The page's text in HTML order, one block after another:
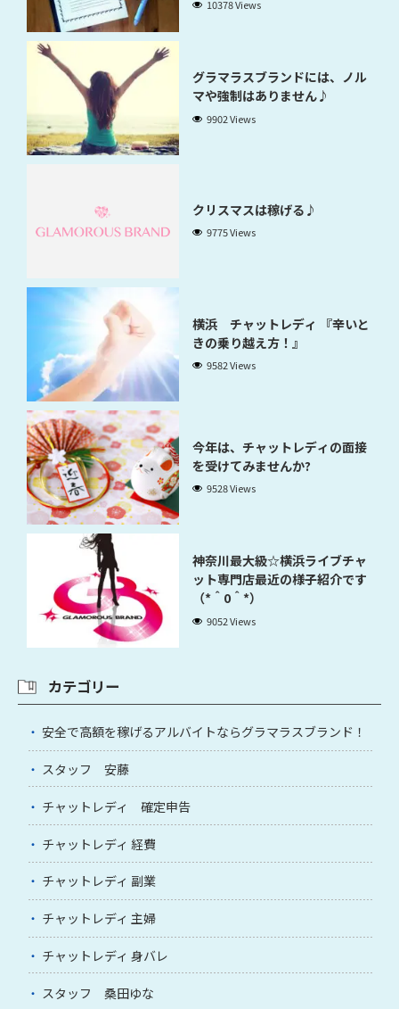
10378 Views
グラマラスブランドには、ノル
マや強制はありません♪
9902 Views
クリスマスは稼げる♪
9775 Views
横浜 チャットレディ 『辛いと
きの乗り越え方！』
9582 Views
今年は、チャットレディの面接
を受けてみませんか?
9528 Views
神奈川最大級☆横浜ライブチャ
ット専門店最近の様子紹介です
（*＾0＾*）
9052 Views
カテゴリー
安全で高額を稼げるアルバイトならグラマラスブランド！
スタッフ 安藤
チャットレディ 確定申告
チャットレディ 経費
チャットレディ 副業
チャットレディ 主婦
チャットレディ 身バレ
スタッフ 桑田ゆな